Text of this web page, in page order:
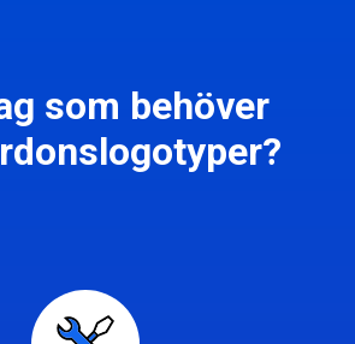
som behöver